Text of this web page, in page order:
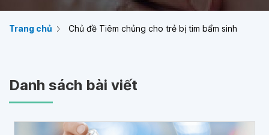
Trang chủ Chủ đề Tiêm chủng cho trẻ bị tim bẩm sinh
Danh sách bài viết